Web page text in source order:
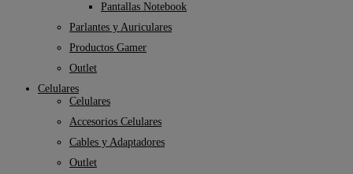
Pantallas Notebook
Parlantes y Auriculares
Productos Gamer
Outlet
Celulares
Celulares
Accesorios Celulares
Cables y Adaptadores
Outlet